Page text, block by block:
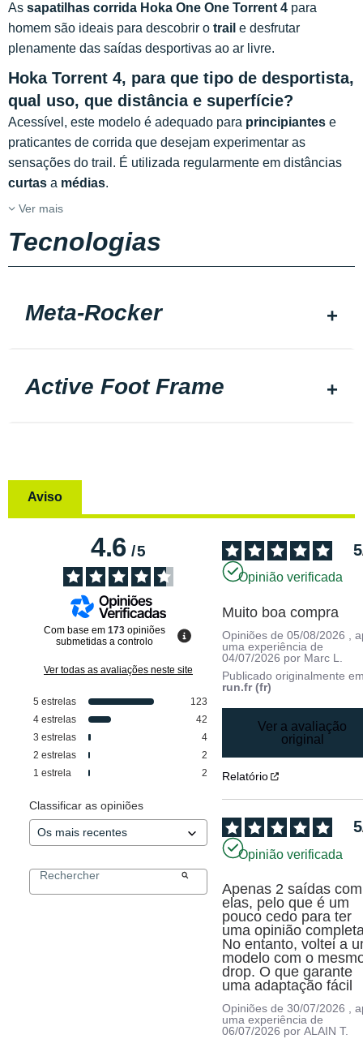
As sapatilhas corrida Hoka One One Torrent 4 para
homem são ideais para descobrir o trail e desfrutar
plenamente das saídas desportivas ao ar livre.
Hoka Torrent 4, para que tipo de desportista,
qual uso, que distância e superfície?
Acessível, este modelo é adequado para principiantes e
praticantes de corrida que desejam experimentar as
sensações do trail. É utilizada regularmente em distâncias
curtas a médias.
Ver mais
Tecnologias
Meta-Rocker
Active Foot Frame
Aviso
4.6/5
Com base em 173 opiniões
submetidas a controlo
Ver todas as avaliações neste site
5 estrelas
123
4 estrelas
42
3 estrelas
4
2 estrelas
2
1 estrela 2
Classificar as opiniões
5
Opinião verificada
Muito boa compra
Opiniões de05/08/2026
,
uma experiência de
04/07/2026 por Marc L.
Publicado originalmente
run.fr (fr)
Ver a avaliação
original
Relatório
5
Opinião verificada
Apenas 2 saídas com
elas, pelo que é um
pouco cedo para ter
uma opinião
No entanto, voltei a
modelo com o
drop. O que garante
uma adaptação fácil
Opiniões de30/07/2026 ,
uma experiência de
06/07/2026 porALAIN T.